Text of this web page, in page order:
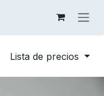
Lista de precios